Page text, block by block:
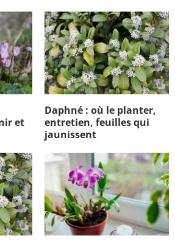
et
Daphné : où le planter,
entretien, feuilles qui
jaunissent